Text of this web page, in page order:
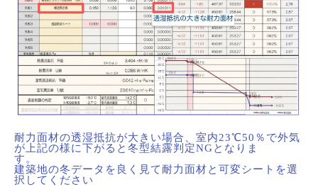
耐力面材の透湿抵抗が大きい場合、室内23℃50％で外気
が上記の様に下がると冬型結露判定NGとなりま
す
建築地の冬データを良く見て耐力面材と可変シートを選
択してください